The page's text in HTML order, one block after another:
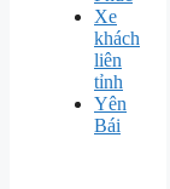
Xe
khách
liên
tỉnh
Yên
Bái